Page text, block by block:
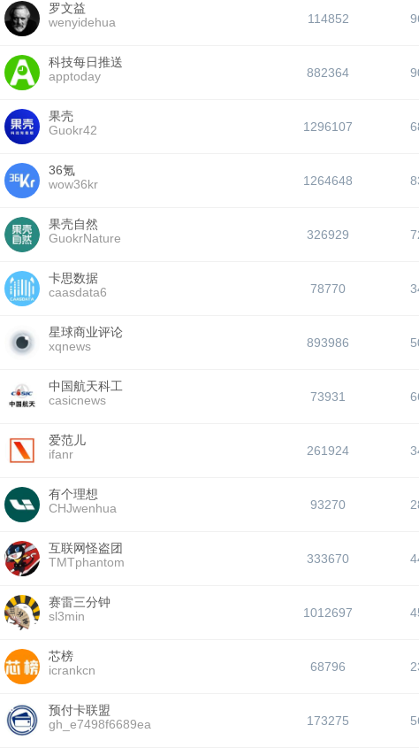
罗文益
wenyidehua
114852
科技每日推送
apptoday
882364
果壳
Guokr42
1296107
36氪
wow36kr
1264648
果壳自然
GuokrNature
326929
卡思数据
caasdata6
78770
星球商业评论
xqnews
893986
中国航天科工
casicnews
73931
爱范儿
ifanr
261924
有个理想
CHJwenhua
93270
互联网怪盗团
TMTphantom
333670
赛雷三分钟
sl3min
1012697
芯榜
icrankcn
68796
预付卡联盟
gh_e7498f6689ea
173275